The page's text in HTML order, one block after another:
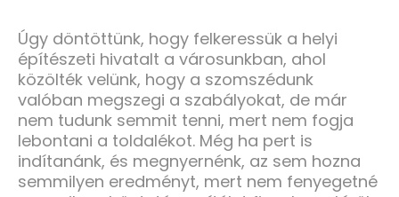
Úgy döntöttünk, hogy felkeressük a helyi
építészeti hivatalt a városunkban, ahol
közölték velünk, hogy a szomszédunk
valóban megszegi a szabályokat, de már
nem tudunk semmit tenni, mert nem fogja
lebontani a toldalékot. Még ha pert is
indítanánk, és megnyernénk, az sem hozna
semmilyen eredményt, mert nem fenyegetné